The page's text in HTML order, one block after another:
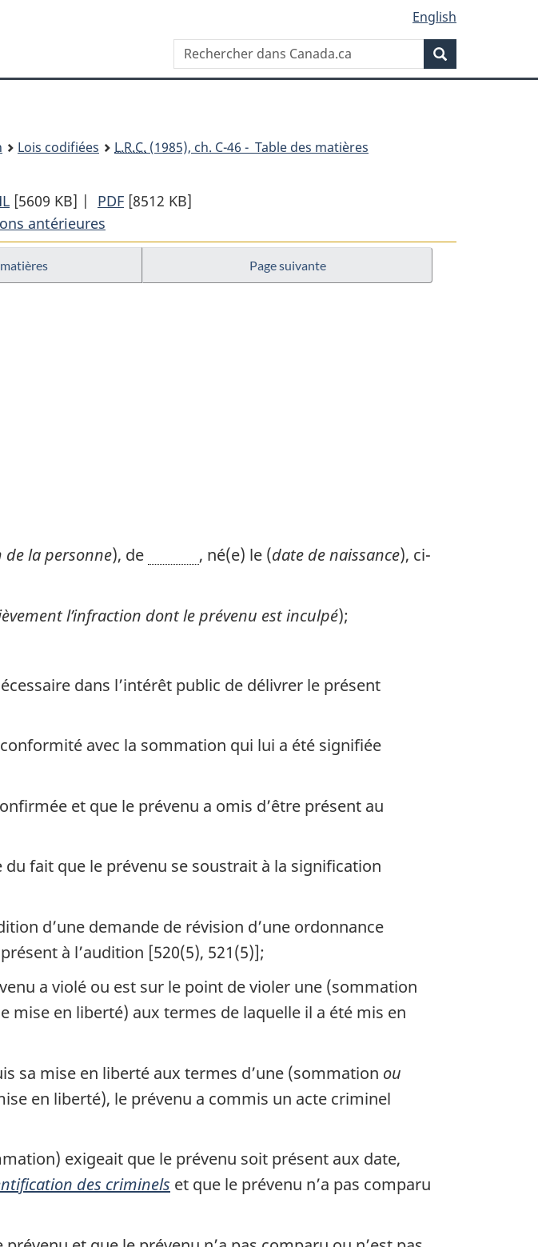
principal
À
site
version
English
Rechercher
dans
Canada.ca
Lois codifiées L.R.C. (1985), ch. C-46 - Table des matières
Texte
complet
:
Code
[5609 KB] | PDF Texte
:
[8512 KB]
antérieures
Page suivante
de la personne), de , né(e) le (date de naissance), ci-
l’infraction dont le prévenu est inculpé);
dans l’intérêt public de délivrer le présent
avec la sommation qui lui a été signifiée
et que le prévenu a omis d’être présent au
fait que le prévenu se soustrait à la signification
d’une demande de révision d’une ordonnance
à l’audition [520(5), 521(5)];
a violé ou est sur le point de violer une (sommation
mise en liberté) aux termes de laquelle il a été mis en
sa mise en liberté aux termes d’une (sommation ou
en liberté), le prévenu a commis un acte criminel
exigeait que le prévenu soit présent aux date,
des criminels et que le prévenu n’a pas comparu